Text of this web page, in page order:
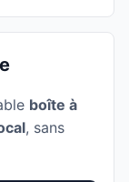
boîte à
, sans